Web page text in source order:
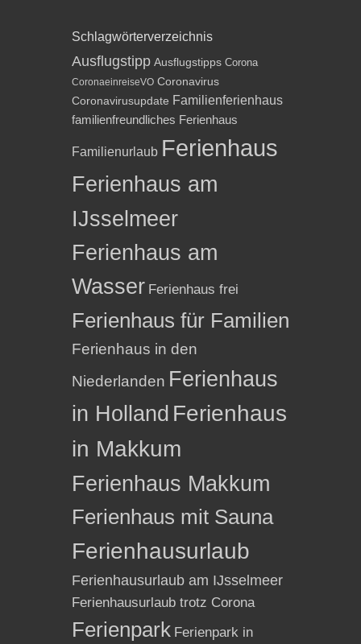
Schlagwörterverzeichnis
Ausflugstipp Ausflugstipps Corona
CoronaeinreiseVO Coronavirus
Coronavirusupdate Familienferienhaus
familienfreundliches Ferienhaus
Familienurlaub Ferienhaus
Ferienhaus am
IJsselmeer
Ferienhaus am
Wasser Ferienhaus frei
Ferienhaus für Familien
Ferienhaus in den
Niederlanden Ferienhaus
in Holland Ferienhaus
in Makkum
Ferienhaus Makkum
Ferienhaus mit Sauna
Ferienhausurlaub
Ferienhausurlaub am IJsselmeer
Ferienhausurlaub trotz Corona
Ferienpark Ferienpark in